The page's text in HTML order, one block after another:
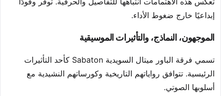
إبداعيًا خارج ضغوط الأداء.
الموجهون، النماذج، والتأثيرات الموسيقية
تسمي فرقة الباور ميتال السويدية Sabaton كأحد التأثيرات
الرئيسية. تتوافق رواياتهم التاريخية وكورساتهم النشيدية مع
أسلوبها الصوتي.